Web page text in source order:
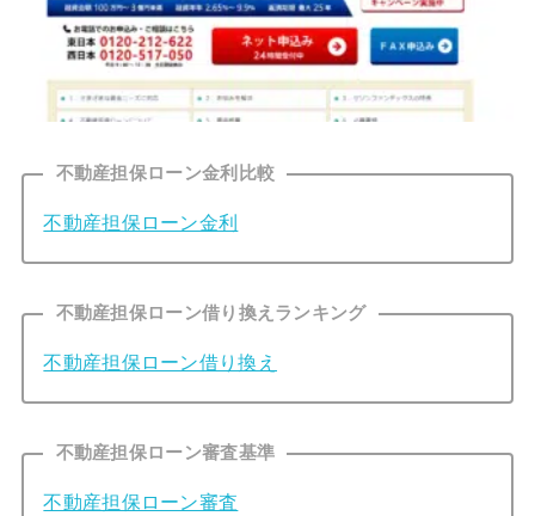
不動産担保ローン金利比較
不動産担保ローン金利
不動産担保ローン借り換えランキング
不動産担保ローン借り換え
不動産担保ローン審査基準
不動産担保ローン審査